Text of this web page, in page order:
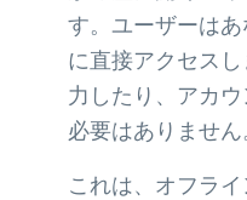
す。ユーザーは
に直接アクセス
力したり、アカ
必要はありません
これは、オフラ